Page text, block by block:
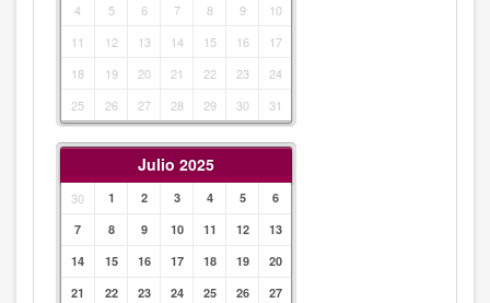
4
5 6 7 8 9
10
11
12 13 14 15 16
17
18
19 20 21 22 23
24
25
26 27 28 29 30 31
Julio 2025
30 1 2 3 4 5
6
7
8 9 10 11 12
13
14
15 16 17 18 19
20
21
22 23 24 25 26
27